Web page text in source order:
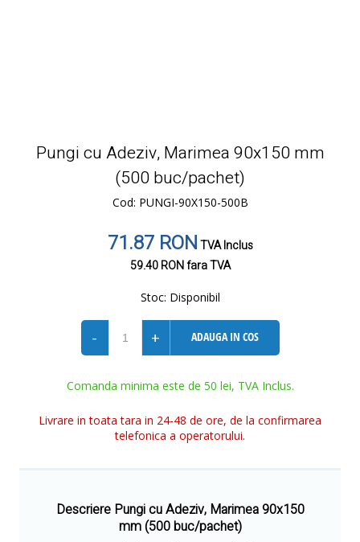
Pungi cu Adeziv, Marimea 90x150 mm
(500 buc/pachet)
Cod: PUNGI-90X150-500B
71.87 RONTVA Inclus
59.40 RONfara TVA
Stoc: Disponibil
- + ADAUGA IN COS
Comanda minima este de 50 lei, TVA Inclus.
Livrare in toata tara in 24-48 de ore, de la confirmarea
telefonica a operatorului.
Descriere Pungi cu Adeziv, Marimea 90x150
mm (500 buc/pachet)